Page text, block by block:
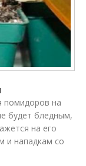
помидоров на
будет бледным,
на его
и нападкам со